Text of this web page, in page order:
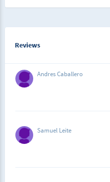
Reviews
Andres Caballero
Samuel Leite